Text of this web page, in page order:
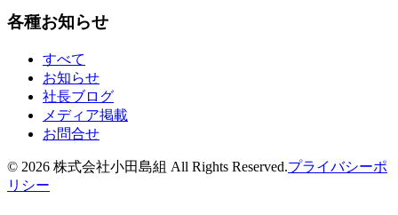
各種お知らせ
すべて
お知らせ
社長ブログ
メディア掲載
お問合せ
© 2026 株式会社小田島組 All Rights Reserved.プライバシーポ
リシー